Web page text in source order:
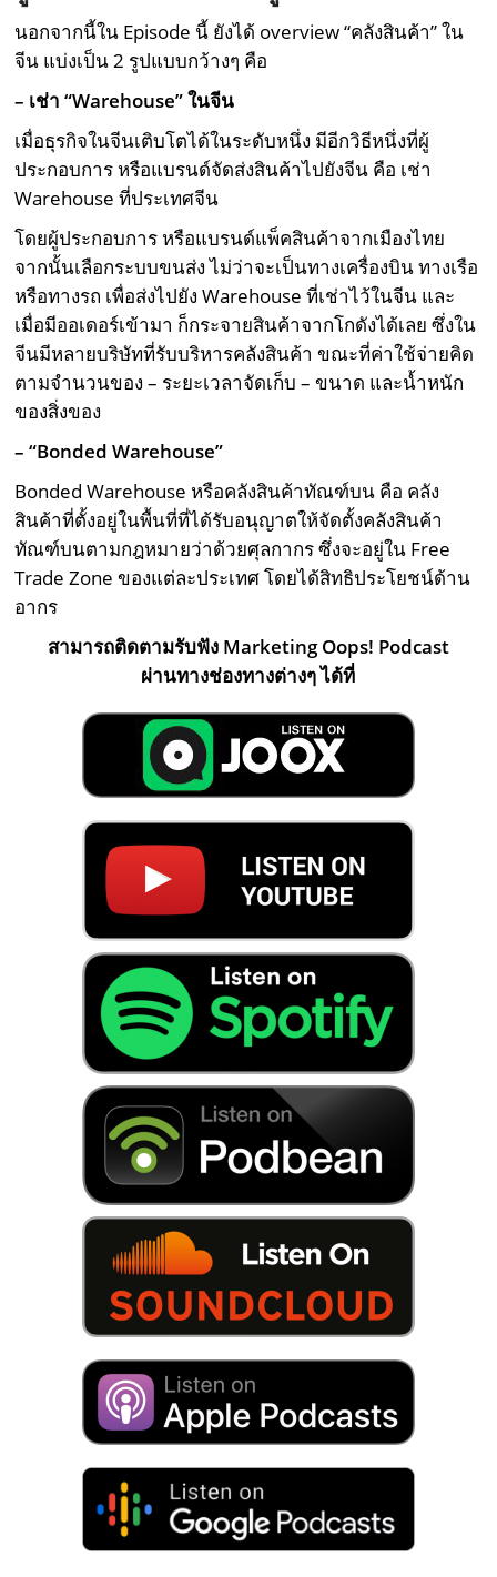
นอกจากนี้ใน Episode นี้ ยังได้ overview “คลังสินค้า” ใน
จีน แบ่งเป็น 2 รูปแบบกว้างๆ คือ
– เช่า “Warehouse” ในจีน
เมื่อธุรกิจในจีนเติบโตได้ในระดับหนึ่ง มีอีกวิธีหนึ่งที่ผู้
ประกอบการ หรือแบรนด์จัดส่งสินค้าไปยังจีน คือ เช่า
Warehouse ที่ประเทศจีน
โดยผู้ประกอบการ หรือแบรนด์แพ็คสินค้าจากเมืองไทย
จากนั้นเลือกระบบขนส่ง ไม่ว่าจะเป็นทางเครื่องบิน ทางเรือ
หรือทางรถ เพื่อส่งไปยัง Warehouse ที่เช่าไว้ในจีน และ
เมื่อมีออเดอร์เข้ามา ก็กระจายสินค้าจากโกดังได้เลย ซึ่งใน
จีนมีหลายบริษัทที่รับบริหารคลังสินค้า ขณะที่ค่าใช้จ่ายคิด
ตามจำนวนของ – ระยะเวลาจัดเก็บ – ขนาด และน้ำหนัก
ของสิ่งของ
– “Bonded Warehouse”
Bonded Warehouse หรือคลังสินค้าทัณฑ์บน คือ คลัง
สินค้าที่ตั้งอยู่ในพื้นที่ที่ได้รับอนุญาตให้จัดตั้งคลังสินค้า
ทัณฑ์บนตามกฎหมายว่าด้วยศุลกากร ซึ่งจะอยู่ใน Free
Trade Zone ของแต่ละประเทศ โดยได้สิทธิประโยชน์ด้าน
อากร
สามารถติดตามรับฟัง Marketing Oops! Podcast
ผ่านทางช่องทางต่างๆ ได้ที่